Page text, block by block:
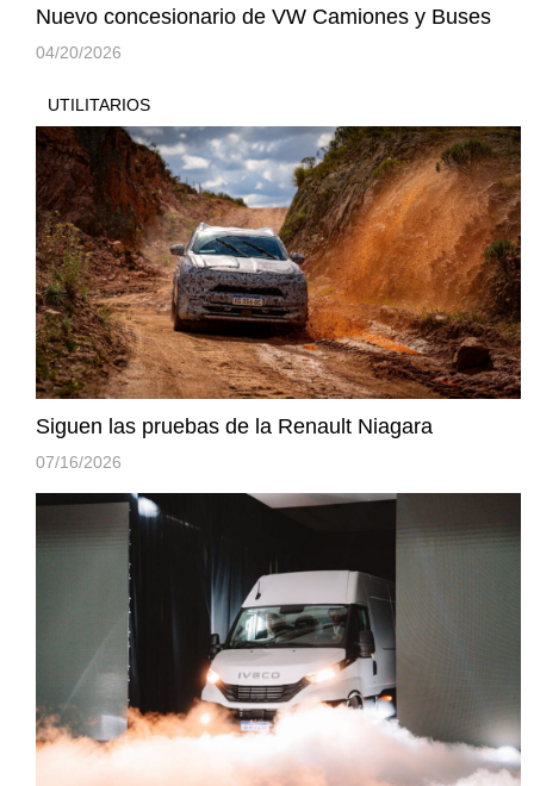
Nuevo concesionario de VW Camiones y Buses
04/20/2026
UTILITARIOS
Siguen las pruebas de la Renault Niagara
07/16/2026